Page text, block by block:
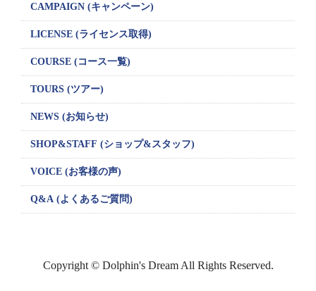
CAMPAIGN (キャンペーン)
LICENSE (ライセンス取得)
COURSE (コース一覧)
TOURS (ツアー)
NEWS (お知らせ)
SHOP&STAFF (ショップ&スタッフ)
VOICE (お客様の声)
Q&A (よくあるご質問)
Copyright © Dolphin's Dream All Rights Reserved.